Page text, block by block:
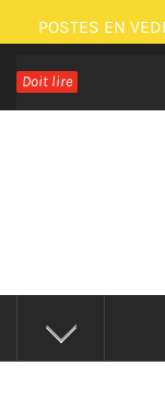
Passer
au
contenu
POSTES EN
Doit lire
Site De